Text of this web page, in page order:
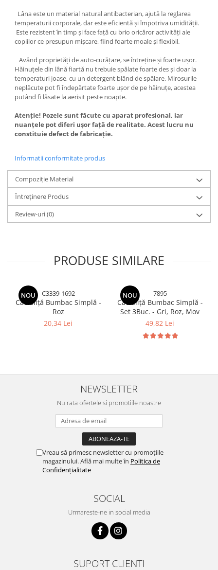
Lâna este un material natural antibacterian, ajută la reglarea
temperaturii corporale, dar este eficientă și împotriva umidității.
Este rezistent în timp și face față cu brio oricăror activități ale
copiilor ce presupun mișcare, fiind foarte moale și flexibil.
Având proprietăți de auto-curățare, se întreține și foarte ușor.
Hăinuțele din lână fiartă nu trebuie spălate foarte des și doar la
temperaturi joase, cu un detergent blând de spălare. Mirosurile
neplăcute pot fi îndepărtate foarte ușor de pe hăinuțe, acestea
putând fi lăsate la aerisit peste noapte.
Atenție! Pozele sunt făcute cu aparat profesional, iar
nuanțele pot diferi ușor față de realitate. Acest lucru nu
constituie defect de fabricație.
Informatii conformitate produs
Compoziție Material
Întreținere Produs
Review-uri(0)
PRODUSE SIMILARE
NOU C3339-1692
Căciuliță Bumbac Simplă -
Roz
20,34 Lei
NOU 7895
Căciuliță Bumbac Simplă -
Set 3Buc. - Gri, Roz, Mov
49,82 Lei
NEWSLETTER
Nu rata ofertele si promotiile noastre
Vreau să primesc newsletter cu promoțiile
magazinului. Află mai multe în Politica de
Confidențialitate
SOCIAL
Urmareste-ne in social media
SUPORT CLIENTI